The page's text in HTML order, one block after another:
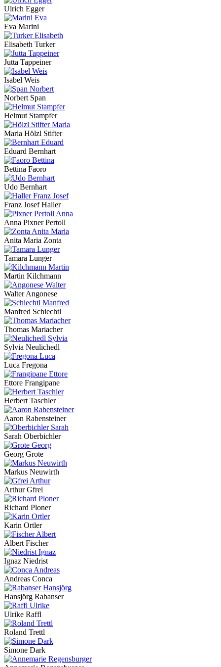
Ulrich Egger
Eva Marini
Elisabeth Turker
Jutta Tappeiner
Isabel Weis
Norbert Span
Helmut Stampfer
Maria Hölzl Stifter
Eduard Bernhart
Bettina Faoro
Udo Bernhart
Franz Josef Haller
Anna Pixner Pertoll
Anita Maria Zonta
Tamara Lunger
Martin Kilchmann
Walter Angonese
Manfred Schiechtl
Thomas Mariacher
Sylvia Neulichedl
Luca Fregona
Ettore Frangipane
Herbert Taschler
Aaron Rabensteiner
Sarah Oberbichler
Georg Grote
Markus Neuwirth
Arthur Gfrei
Richard Ploner
Karin Ortler
Albert Fischer
Ignaz Niedrist
Andreas Conca
Hansjörg Rabanser
Ulrike Raffl
Roland Trettl
Simone Dark